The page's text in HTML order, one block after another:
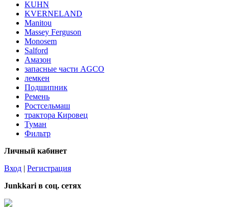
KUHN
KVERNELAND
Manitou
Massey Ferguson
Monosem
Salford
Амазон
запасные части AGCO
лемкен
Подшипник
Ремень
Ростсельмаш
трактора Кировец
Туман
Фильтр
Личный кабинет
Вход | Регистрация
Junkkari в соц. сетях